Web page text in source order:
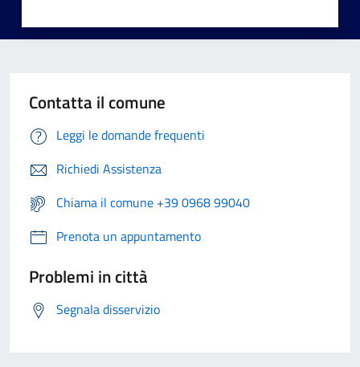
Contatta il comune
Leggi le domande frequenti
Richiedi Assistenza
Chiama il comune +39 0968 99040
Prenota un appuntamento
Problemi in città
Segnala disservizio